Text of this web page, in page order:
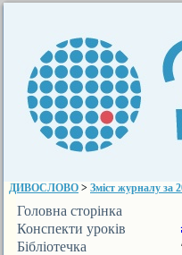
ДИВОСЛОВО > Зміст журналу за
Головна сторінка
Конспекти уроків
Бібліотечка